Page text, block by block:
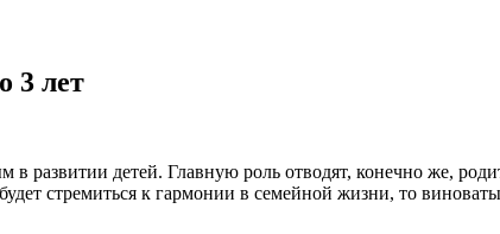
3 лет
в развитии детей. Главную роль отводят, конечно же,
стремиться к гармонии в семейной жизни, то